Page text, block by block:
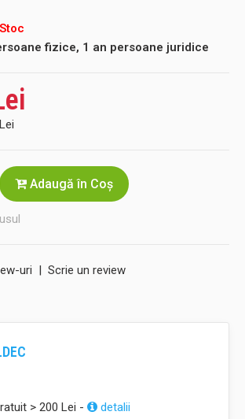
fizice, 1 an persoane juridice
Adaugă în Coş
uri | Scrie un review
> 200 Lei - detalii